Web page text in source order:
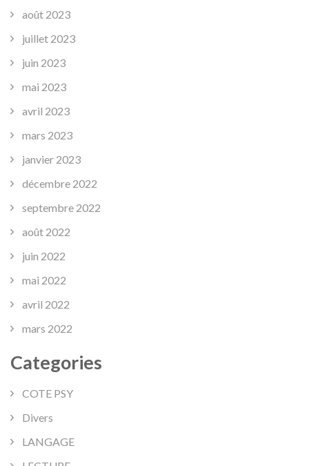
août 2023
juillet 2023
juin 2023
mai 2023
avril 2023
mars 2023
janvier 2023
décembre 2022
septembre 2022
août 2022
juin 2022
mai 2022
avril 2022
mars 2022
Categories
COTE PSY
Divers
LANGAGE